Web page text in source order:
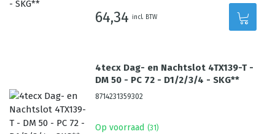
64,34 incl. BTW
4tecx Dag- en Nachtslot 4TX139-T -
DM 50 - PC 72 - D1/2/3/4 - SKG**
8714231359302
Op voorraad (31 )